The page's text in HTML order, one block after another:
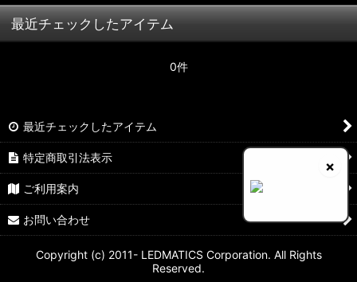
×
最近チェックしたアイテム
0件
最近チェックしたアイテム
特定商取引法表示
ご利用案内
お問い合わせ
Copyright (c) 2011- LEDMATICS Corporation. All Rights
Reserved.